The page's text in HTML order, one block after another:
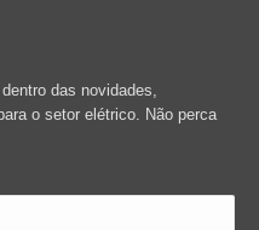
das novidades,
o setor elétrico. Não perca